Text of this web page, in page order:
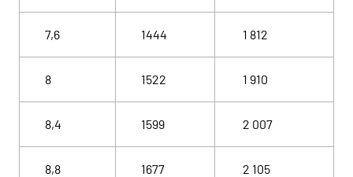
7,6 1444 1 812
8 1522 1 910
8,4 1599 2 007
8,8 1677 2 105